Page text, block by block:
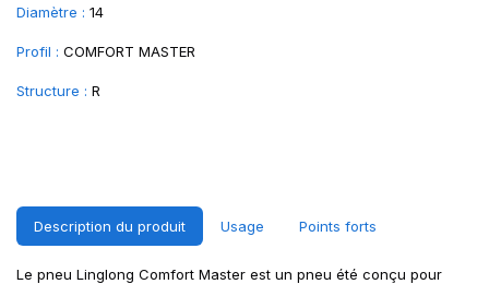
Diamètre : 14
Profil : COMFORT MASTER
Structure : R
Description du produit Usage Points forts
Le pneu Linglong Comfort Master est un pneu été conçu pour